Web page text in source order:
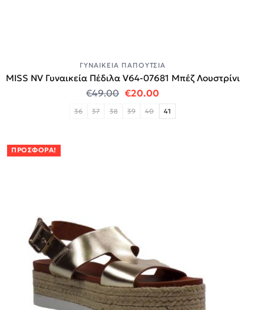
ΓΥΝΑΙΚΕΊΑ ΠΑΠΟΎΤΣΙΑ
MISS NV Γυναικεία Πέδιλα V64-07681 Μπέζ Λουστρίνι
€49.00 Original price was: €49.00.
€20.00Η τρέχουσα τιμή
36 37 38 39 40 41
ΠΡΟΣΦΟΡΆ!